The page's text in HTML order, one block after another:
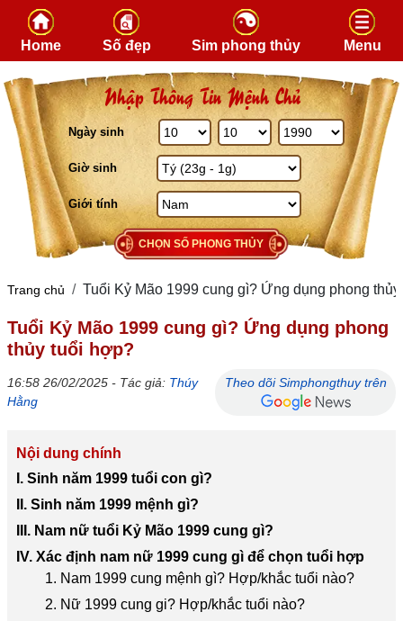
Skip to content
Home Số đẹp Sim phong thủy Menu
Nhập Thông Tin Mệnh Chủ
Ngày sinh
Giờ sinh
Giới tính
CHỌN SỐ PHONG THỦY
Trang chủ Tuổi Kỷ Mão 1999 cung gì? Ứng dụng phong
Tuổi Kỷ Mão 1999 cung gì? Ứng dụng phong
thủy tuổi hợp?
16:58 26/02/2025 - Tác giả: Thúy
Hằng
Theo dõi Simphongthuy trên
Nội dung chính
I. Sinh năm 1999 tuổi con gì?
II. Sinh năm 1999 mệnh gì?
III. Nam nữ tuổi Kỷ Mão 1999 cung gì?
IV. Xác định nam nữ 1999 cung gì để chọn tuổi hợp
1. Nam 1999 cung mệnh gì? Hợp/khắc tuổi nào?
2. Nữ 1999 cung gi? Hợp/khắc tuổi nào?